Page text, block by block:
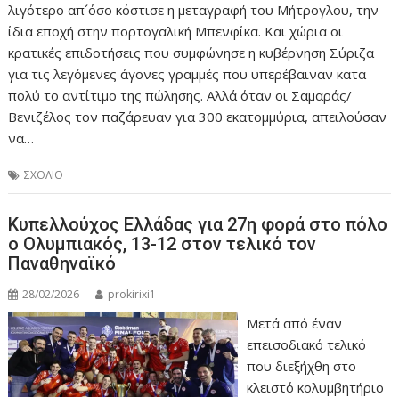
λιγότερο απ´όσο κόστισε η μεταγραφή του Μήτρογλου, την
ίδια εποχή στην πορτογαλική Μπενφίκα. Και χώρια οι
κρατικές επιδοτήσεις που συμφώνησε η κυβέρνηση Σύριζα
για τις λεγόμενες άγονες γραμμές που υπερέβαιναν κατα
πολύ το αντίτιμο της πώλησης. Αλλά όταν οι Σαμαράς/
Βενιζέλος τον παζάρευαν για 300 εκατομμύρια, απειλούσαν
να…
ΣΧΟΛΙΟ
Κυπελλούχος Ελλάδας για 27η φορά στο πόλο
ο Ολυμπιακός, 13-12 στον τελικό τον
Παναθηναϊκό
28/02/2026 prokirixi1
Μετά από έναν
επεισοδιακό τελικό
που διεξήχθη στο
κλειστό κολυμβητήριο